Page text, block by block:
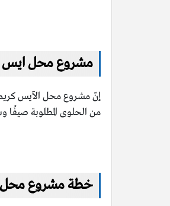
مشروع محل ايس
إنّ مشروع محل الآيس كريم
من الحلوى المطلوبة صيفًا
خطة مشروع محل